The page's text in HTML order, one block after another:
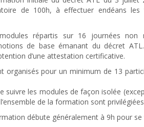
de 100h, à effectuer endéans les
répartis sur 16 journées non
de base émanant du décret
d’une attestation certificative.
organisés pour un minimum de 13
suivre les modules de façon isolée
de la formation sont
débute généralement à 9h pour se